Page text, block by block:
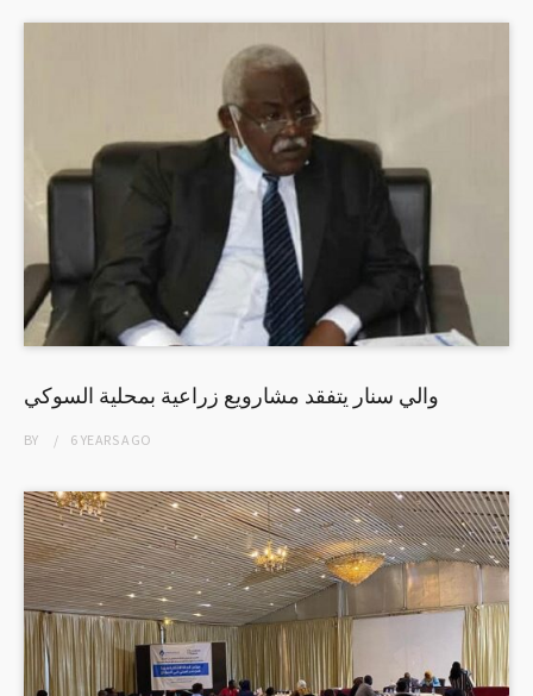
والي سنار يتفقد مشارويع زراعية بمحلية السوكي
BY 6 YEARSAGO